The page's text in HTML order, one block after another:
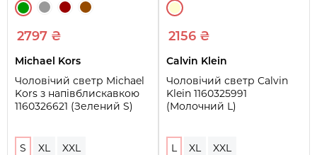
2797 ₴
Michael Kors
Чоловічий светр Michael
Kors з напівблискавкою
1160326621 (Зелений S)
S XL XXL
2156 ₴
Calvin Klein
Чоловічий светр Calvin
Klein 1160325991
(Молочний L)
L XL XXL